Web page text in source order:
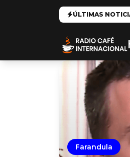
ÚLTIMAS
Farandula